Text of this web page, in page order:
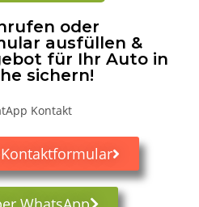
oder
ausfüllen &
für Ihr Auto in
sichern!